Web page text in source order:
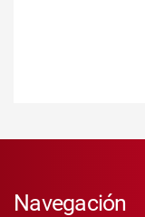
Navegación